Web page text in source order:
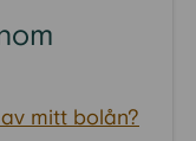
mitt bolån?